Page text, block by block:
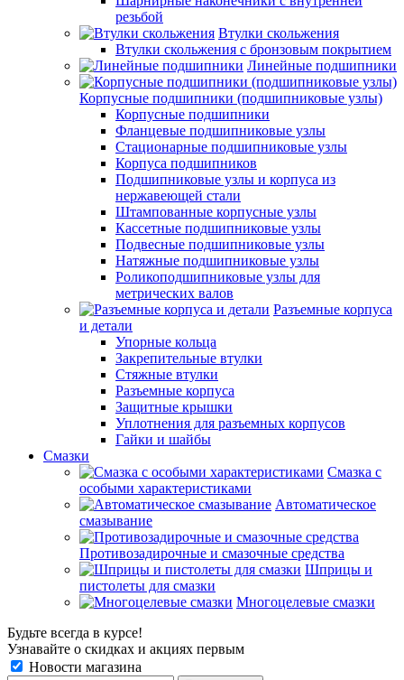
резьбой
Втулки скольжения
Втулки скольжения с бронзовым покрытием
Линейные подшипники
Корпусные подшипники (подшипниковые узлы)
Корпусные подшипники
Фланцевые подшипниковые узлы
Стационарные подшипниковые узлы
Корпуса подшипников
Подшипниковые узлы и корпуса из
нержавеющей стали
Штампованные корпусные узлы
Кассетные подшипниковые узлы
Подвесные подшипниковые узлы
Натяжные подшипниковые узлы
Роликоподшипниковые узлы для
метрических валов
Разъемные корпуса
и детали
Упорные кольца
Закрепительные втулки
Стяжные втулки
Разъемные корпуса
Защитные крышки
Уплотнения для разъемных корпусов
Гайки и шайбы
Смазки
Смазка с
особыми характеристиками
Автоматическое
смазывание
Противозадирочные и смазочные средства
Шприцы и
пистолеты для смазки
Многоцелевые смазки
Будьте всегда в курсе!
Узнавайте о скидках и акциях первым
Новости магазина